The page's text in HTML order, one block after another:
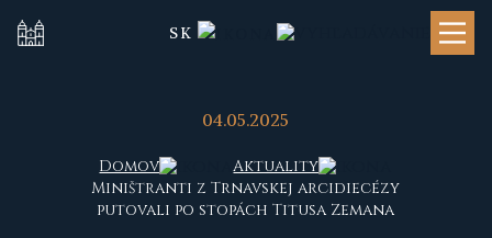
SK
04.05.2025
Domov
Aktuality
Miništranti z Trnavskej arcidiecézy
putovali po stopách Titusa Zemana